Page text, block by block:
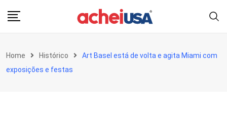
Home Histórico
Art Basel está de volta e agita Miami com
exposições e festas